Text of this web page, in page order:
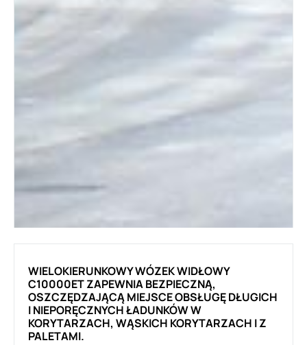
WIELOKIERUNKOWY WÓZEK WIDŁOWY
C10000ET ZAPEWNIA BEZPIECZNĄ,
OSZCZĘDZAJĄCĄ MIEJSCE OBSŁUGĘ DŁUGICH
I NIEPORĘCZNYCH ŁADUNKÓW W
KORYTARZACH, WĄSKICH KORYTARZACH I Z
PALETAMI.